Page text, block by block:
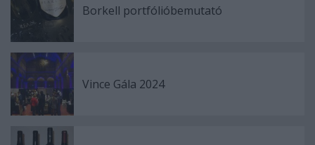
Borkell portfólióbemutató
Vince Gála 2024